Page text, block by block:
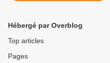
Hébergé par Overblog
Top articles
Pages